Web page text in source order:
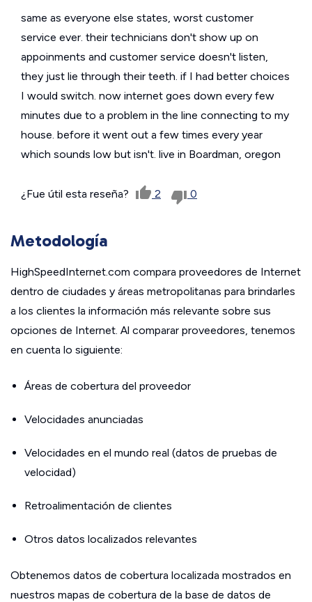
same as everyone else states, worst customer
service ever. their technicians don't show up on
appoinments and customer service doesn't listen,
they just lie through their teeth. if I had better choices
I would switch. now internet goes down every few
minutes due to a problem in the line connecting to my
house. before it went out a few times every year
which sounds low but isn't. live in Boardman, oregon
¿Fue útil esta reseña? 2 0
Metodología
HighSpeedInternet.com compara proveedores de Internet
dentro de ciudades y áreas metropolitanas para brindarles
a los clientes la información más relevante sobre sus
opciones de Internet. Al comparar proveedores, tenemos
en cuenta lo siguiente:
Áreas de cobertura del proveedor
Velocidades anunciadas
Velocidades en el mundo real (datos de pruebas de
velocidad)
Retroalimentación de clientes
Otros datos localizados relevantes
Obtenemos datos de cobertura localizada mostrados en
nuestros mapas de cobertura de la base de datos de